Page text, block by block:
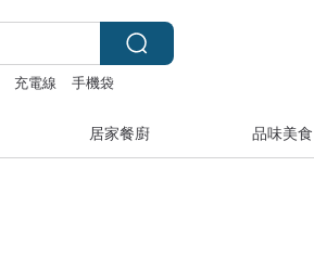
充電線
手機袋
居家餐廚 品味美食